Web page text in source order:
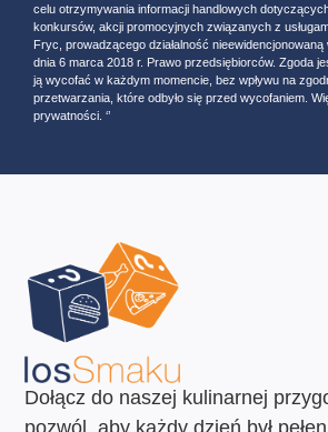
celu otrzymywania informacji handlowych
konkursów, akcji promocyjnych związanych z
Fryc, prowadzącego działalność
dnia 6 marca 2018 r. Prawo przedsiębiorców. Zgoda
ją wycofać w każdym momencie, bez wpływu na
przetwarzania, które odbyło się przed wycofaniem.
prywatności. ‘’
Dołącz do naszej kulinarnej